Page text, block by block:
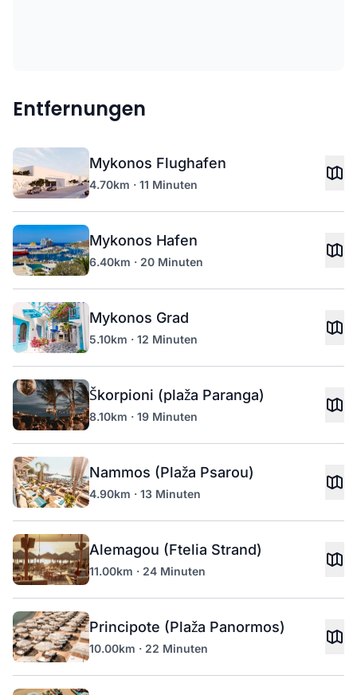
Entfernungen
Mykonos Flughafen
4.70km · 11 Minuten
Mykonos Hafen
6.40km · 20 Minuten
Mykonos Grad
5.10km · 12 Minuten
Škorpioni (plaža Paranga)
8.10km · 19 Minuten
Nammos (Plaža Psarou)
4.90km · 13 Minuten
Alemagou (Ftelia Strand)
11.00km · 24 Minuten
Principote (Plaža Panormos)
10.00km · 22 Minuten